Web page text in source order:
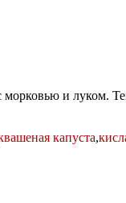
и луком.
капуста,